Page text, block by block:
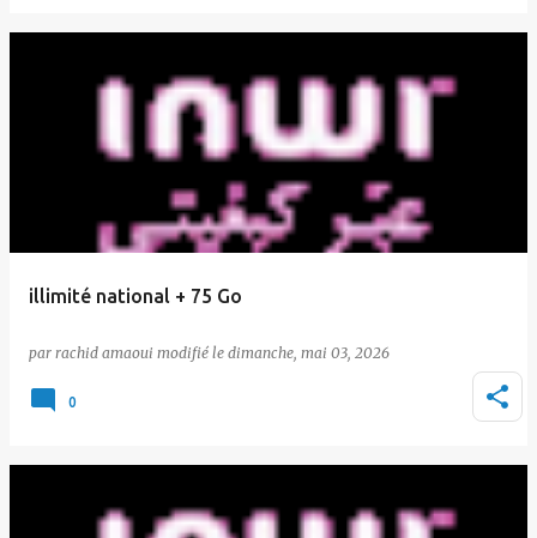
illimité national + 75 Go
par rachid amaoui le dimanche, mai 03, 2026
0